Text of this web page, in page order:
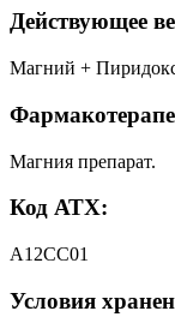
Действующее
Магний +
Магния препарат.
Код АТХ:
А12CC01
Условия